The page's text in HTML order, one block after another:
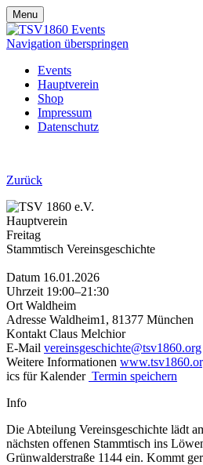
Menu
Navigation überspringen
Events
Hauptverein
Shop
Impressum
Datenschutz
Zurück
Hauptverein
Freitag
Stammtisch Vereinsgeschichte
Datum 16.01.2026
Uhrzeit 19:00–21:30
Ort Waldheim
Adresse Waldheim1, 81377 München
Kontakt Claus Melchior
E-Mail vereinsgeschichte@tsv1860.org
Weitere Informationen
ics für Kalender Termin speichern
Info
Die Abteilung Vereinsgeschichte lädt
nächsten offenen Stammtisch ins
Grünwalderstraße 1144 ein. Kommt